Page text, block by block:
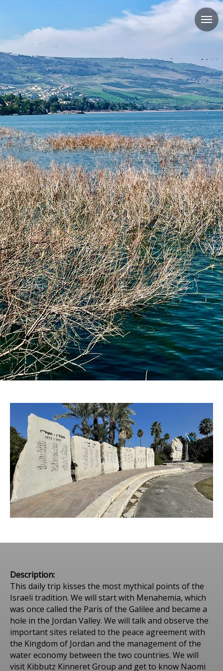
Description:
This daily trip kisses the most mythical points of the
Israeli tradition. We will start with Menahemia, which
was once called the Paris of the Galilee and became a
hole in the Jordan Valley. We will talk and observe the
important sites related to the peace agreement with
the Kingdom of Jordan and the management of the
water economy between the two countries. We will
visit Kibbutz Kinneret Group and get to know Naomi